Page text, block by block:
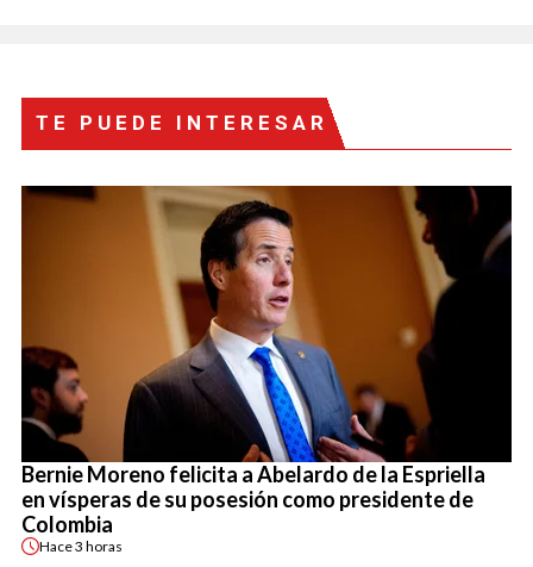
TE PUEDE INTERESAR
Bernie Moreno felicita a Abelardo de la Espriella
en vísperas de su posesión como presidente de
Colombia
Hace3 horas